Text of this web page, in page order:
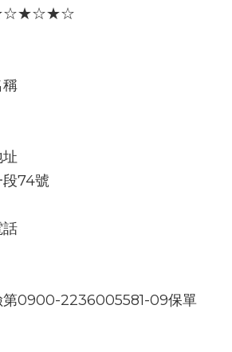
★☆★☆★☆
稱
段74號
話
第0900-2236005581-09保單